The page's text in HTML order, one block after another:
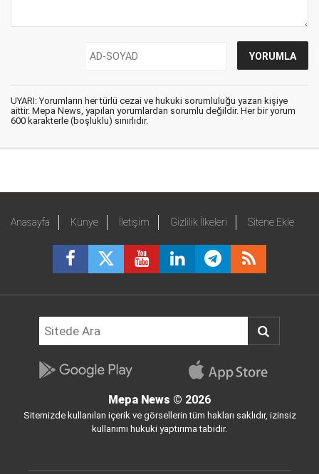
UYARI: Yorumların her türlü cezai ve hukuki sorumluluğu yazan kişiye
aittir. Mepa News, yapılan yorumlardan sorumlu değildir. Her bir yorum
600 karakterle (boşluklu) sınırlıdır.
Anasayfa Künye İletişim Gizlilik İlkeleri Sitene Ekle
Mepa News © 2026
Sitemizde kullanılan içerik ve görsellerin tüm hakları saklıdır, izinsiz
kullanımı hukuki yaptırıma tabidir.